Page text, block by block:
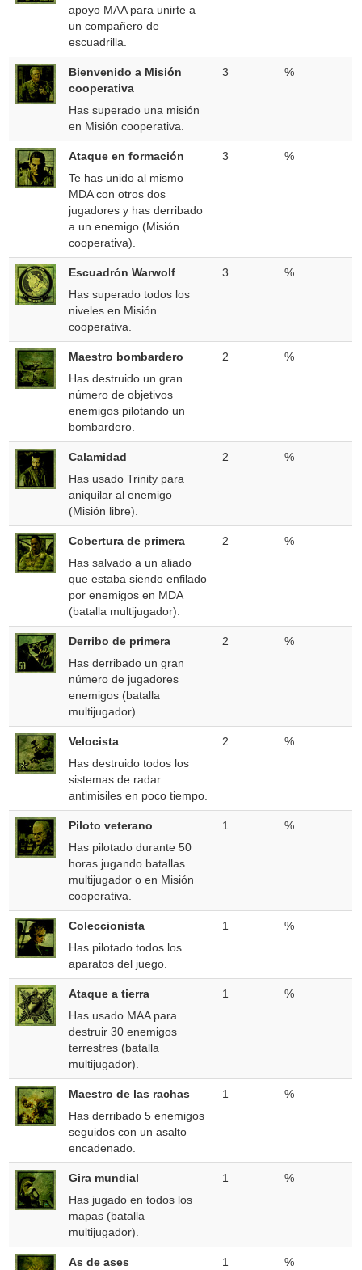
apoyo MAA para unirte a
un compañero de
escuadrilla.
Bienvenido a Misión
cooperativa
Has superado una misión
en Misión cooperativa.
3 %
Ataque en formación
Te has unido al mismo
MDA con otros dos
jugadores y has derribado
a un enemigo (Misión
cooperativa).
3 %
Escuadrón Warwolf
Has superado todos los
niveles en Misión
cooperativa.
3 %
Maestro bombardero
Has destruido un gran
número de objetivos
enemigos pilotando un
bombardero.
2 %
Calamidad
Has usado Trinity para
aniquilar al enemigo
(Misión libre).
2 %
Cobertura de primera
Has salvado a un aliado
que estaba siendo enfilado
por enemigos en MDA
(batalla multijugador).
2 %
Derribo de primera
Has derribado un gran
número de jugadores
enemigos (batalla
multijugador).
2 %
Velocista
Has destruido todos los
sistemas de radar
antimisiles en poco tiempo.
2 %
Piloto veterano
Has pilotado durante 50
horas jugando batallas
multijugador o en Misión
cooperativa.
1 %
Coleccionista
Has pilotado todos los
aparatos del juego.
1 %
Ataque a tierra
Has usado MAA para
destruir 30 enemigos
terrestres (batalla
multijugador).
1 %
Maestro de las rachas
Has derribado 5 enemigos
seguidos con un asalto
encadenado.
1 %
Gira mundial
Has jugado en todos los
mapas (batalla
multijugador).
1 %
As de ases
1 %